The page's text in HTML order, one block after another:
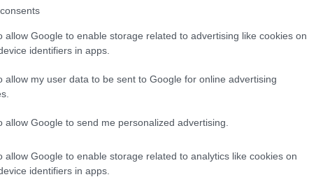
allow Google to enable storage related to advertising like cookies on
identifiers in apps.
allow my user data to be sent to Google for online advertising
allow Google to send me personalized advertising.
allow Google to enable storage related to analytics like cookies on
identifiers in apps.
οφειλών του δημοσίου σε ιδιώτες
Επίσης ανοιχτό είναι το θέμα με τις
καθώς στην Eurostat συζητείται η
ότι δεν έχουν καταπέσει. Σημειώνεται
μεγέθη προβλέπεται να διαμορφωθεί φέτος
ευρώ το 2023 και ως ποσοστό του
με τους θεσμούς βρίσκονται τα